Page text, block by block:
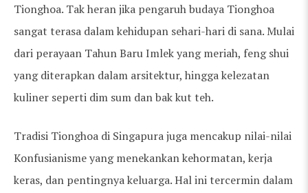
Tionghoa. Tak heran jika pengaruh budaya Tionghoa
sangat terasa dalam kehidupan sehari-hari di sana. Mulai
dari perayaan Tahun Baru Imlek yang meriah, feng shui
yang diterapkan dalam arsitektur, hingga kelezatan
kuliner seperti dim sum dan bak kut teh.
Tradisi Tionghoa di Singapura juga mencakup nilai-nilai
Konfusianisme yang menekankan kehormatan, kerja
keras, dan pentingnya keluarga. Hal ini tercermin dalam